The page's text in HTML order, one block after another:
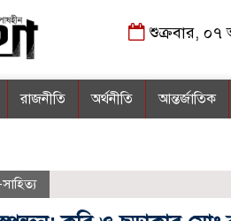
শুক্রবার, ০৭
রাজনীতি অর্থনীতি আন্তর্জাতিক